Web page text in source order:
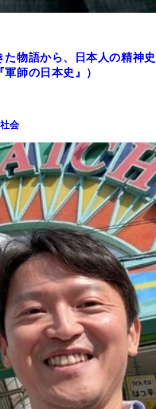
物語から、日本人の精神史
師の日本史』）
社会